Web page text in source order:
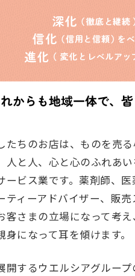
たちのお店は、ものを売
人と人、心と心のふれあ
ービス業です。薬剤師、医
ティーアドバイザー、販
客さまの立場になって考
身になって耳を傾けます。
開するウエルシアグルー